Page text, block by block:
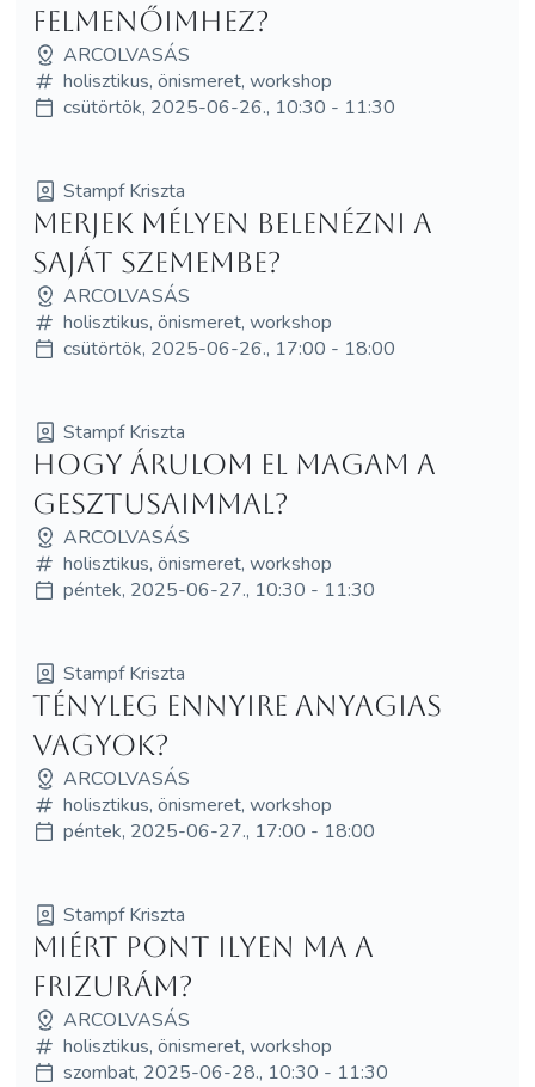
felmenőimhez?
ARCOLVASÁS
holisztikus, önismeret, workshop
csütörtök, 2025-06-26., 10:30 - 11:30
Stampf Kriszta
Merjek mélyen belenézni a
saját szemembe?
ARCOLVASÁS
holisztikus, önismeret, workshop
csütörtök, 2025-06-26., 17:00 - 18:00
Stampf Kriszta
Hogy árulom el magam a
gesztusaimmal?
ARCOLVASÁS
holisztikus, önismeret, workshop
péntek, 2025-06-27., 10:30 - 11:30
Stampf Kriszta
Tényleg ennyire anyagias
vagyok?
ARCOLVASÁS
holisztikus, önismeret, workshop
péntek, 2025-06-27., 17:00 - 18:00
Stampf Kriszta
Miért pont ilyen ma a
frizurám?
ARCOLVASÁS
holisztikus, önismeret, workshop
szombat, 2025-06-28., 10:30 - 11:30